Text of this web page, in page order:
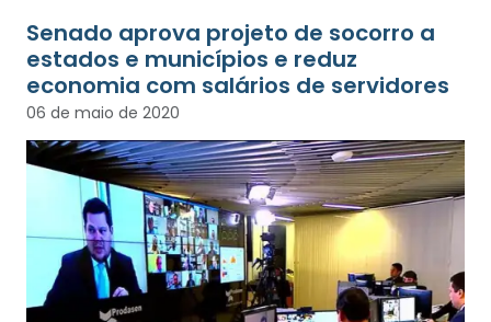
Senado aprova projeto de socorro a
estados e municípios e reduz
economia com salários de servidores
06 de maio de 2020